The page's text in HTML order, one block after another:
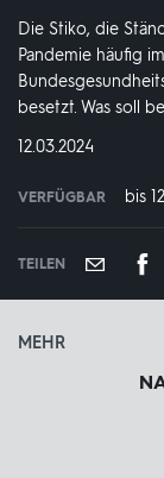
Die Stiko, die
Pandemie häufig
besetzt. Was soll
DATUM:
12.03.2024
VERFÜGBAR bis
TEILEN
MEHR